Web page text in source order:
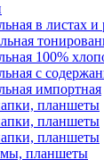
в листах и
100%
с
импортная
планшеты
планшеты
планшеты
планшеты